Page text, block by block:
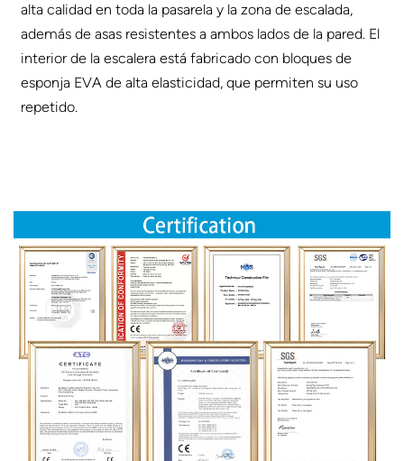
alta calidad en toda la pasarela y la zona de escalada,
además de asas resistentes a ambos lados de la pared. El
interior de la escalera está fabricado con bloques de
esponja EVA de alta elasticidad, que permiten su uso
repetido.